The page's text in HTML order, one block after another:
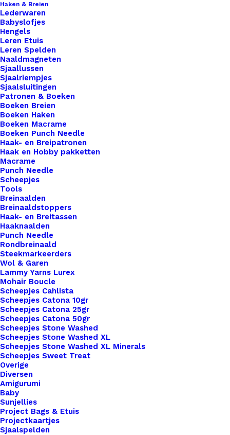
Haken & Breien
Lederwaren
Babyslofjes
Hengels
Leren Etuis
Leren Spelden
Naaldmagneten
Sjaallussen
Sjaalriempjes
Sjaalsluitingen
Patronen & Boeken
Boeken Breien
Boeken Haken
Boeken Macrame
Boeken Punch Needle
Haak- en Breipatronen
Haak en Hobby pakketten
Macrame
Punch Needle
Scheepjes
Tools
Breinaalden
Breinaaldstoppers
Haak- en Breitassen
Haaknaalden
Punch Needle
Rondbreinaald
Steekmarkeerders
Wol & Garen
Lammy Yarns Lurex
Mohair Boucle
Scheepjes Cahlista
Scheepjes Catona 10gr
Scheepjes Catona 25gr
Scheepjes Catona 50gr
Scheepjes Stone Washed
Scheepjes Stone Washed XL
Scheepjes Stone Washed XL Minerals
Scheepjes Sweet Treat
Overige
Diversen
Amigurumi
Baby
Sunjellies
Project Bags & Etuis
Projectkaartjes
Sjaalspelden
Roze
aantal
Toevoegen aan verlanglijst
Artikelnummer
Categorie
Kleur
Binnen 1-3 werkdagen verzonden
Veilig betalen
Unieke en kwaliteitsproducten
Overzicht
Nog meer leuks!